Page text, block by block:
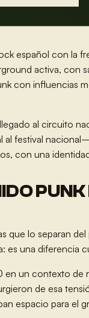
español con la
activa, con
con influencias
al circuito
al festival
con una
PUNK
que lo separan del
es una diferencia
un contexto de
de esa
espacio para el